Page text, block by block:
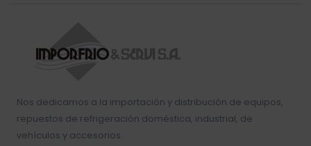
Nos dedicamos a la importación y distribución de equipos,
repuestos de refrigeración doméstica, industrial, de
vehículos y accesorios.